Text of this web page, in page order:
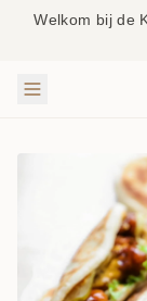
Welkom bij de